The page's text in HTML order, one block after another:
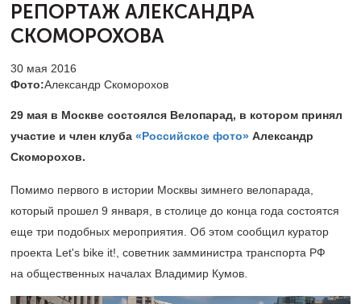
РЕПОРТАЖ АЛЕКСАНДРА
СКОМОРОХОВА
30 мая 2016
Фото:Александр Скоморохов
29 мая в Москве состоялся Велопарад, в котором принял
участие и член клуба «Российское фото» Александр
Скоморохов.
Помимо первого в истории Москвы зимнего велопарада,
который прошел 9 января, в столице до конца года состоятся
еще три подобных мероприятия. Об этом сообщил куратор
проекта Let's bike it!, советник замминистра транспорта РФ
на общественных началах Владимир Кумов.